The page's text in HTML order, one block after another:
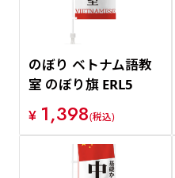
のぼり ベトナム語教
室 のぼり旗 ERL5
¥ 1,398(税込)